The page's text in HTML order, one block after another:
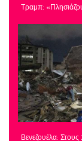
Τραμπ:
Βενεζουέλα: